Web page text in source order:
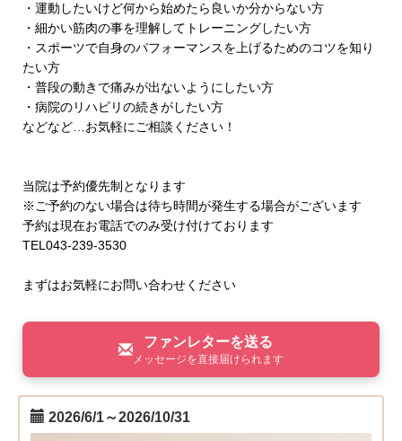
・運動したいけど何から始めたら良いか分からない方
・細かい筋肉の事を理解してトレーニングしたい方
・スポーツで自身のパフォーマンスを上げるためのコツを知り
たい方
・普段の動きで痛みが出ないようにしたい方
・病院のリハビリの続きがしたい方
などなど…お気軽にご相談ください！
当院は予約優先制となります
※ご予約のない場合は待ち時間が発生する場合がございます
予約は現在お電話でのみ受け付けております
TEL043-239-3530
まずはお気軽にお問い合わせください
ファンレターを送る
メッセージを直接届けられます
2026/6/1～2026/10/31